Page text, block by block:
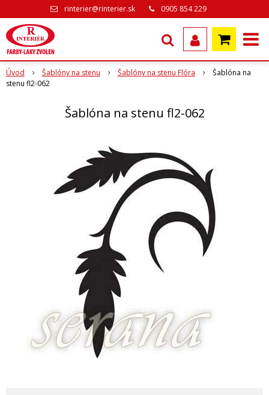
rinterier@rinterier.sk 0905 854 229
Úvod Šablóny na stenu Šablóny na stenu Flóra
Šablóna na
stenu fl2-062
Šablóna na stenu fl2-062